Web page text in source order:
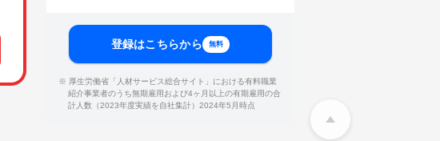
登録はこちらから 無料
※ 厚生労働省「人材サービス総合サイト」における有料職業
紹介事業者のうち無期雇用および4ヶ月以上の有期雇用の合
計人数（2023年度実績を自社集計）2024年5月時点